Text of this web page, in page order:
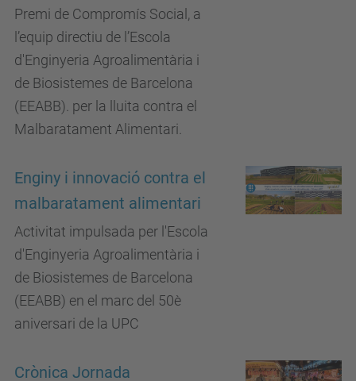
Premi de Compromís Social, a
l’equip directiu de l’Escola
d'Enginyeria Agroalimentària i
de Biosistemes de Barcelona
(EEABB). per la lluita contra el
Malbaratament Alimentari.
Enginy i innovació contra el
malbaratament alimentari
Activitat impulsada per l'Escola
d'Enginyeria Agroalimentària i
de Biosistemes de Barcelona
(EEABB) en el marc del 50è
aniversari de la UPC
Crònica Jornada